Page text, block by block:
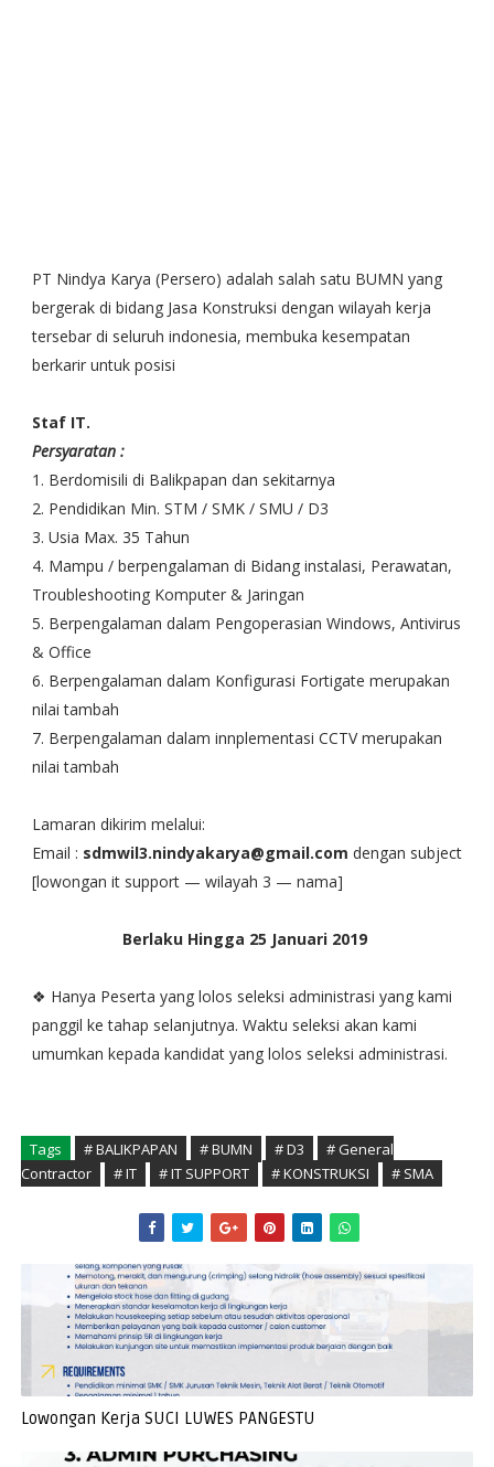
PT Nindya Karya (Persero) adalah salah satu BUMN yang
bergerak di bidang Jasa Konstruksi dengan wilayah kerja
tersebar di seluruh indonesia, membuka kesempatan
berkarir untuk posisi
Staf IT.
Persyaratan :
1. Berdomisili di Balikpapan dan sekitarnya
2. Pendidikan Min. STM / SMK / SMU / D3
3. Usia Max. 35 Tahun
4. Mampu / berpengalaman di Bidang instalasi, Perawatan,
Troubleshooting Komputer & Jaringan
5. Berpengalaman dalam Pengoperasian Windows, Antivirus
& Office
6. Berpengalaman dalam Konfigurasi Fortigate merupakan
nilai tambah
7. Berpengalaman dalam innplementasi CCTV merupakan
nilai tambah
Lamaran dikirim melalui:
Email : sdmwil3.nindyakarya@gmail.com dengan subject
[lowongan it support — wilayah 3 — nama]
Berlaku Hingga 25 Januari 2019
❖ Hanya Peserta yang lolos seleksi administrasi yang kami
panggil ke tahap selanjutnya. Waktu seleksi akan kami
umumkan kepada kandidat yang lolos seleksi administrasi.
Tags # BALIKPAPAN # BUMN # D3
# General
Contractor
# IT # IT SUPPORT # KONSTRUKSI # SMA
Lowongan Kerja SUCI LUWES PANGESTU